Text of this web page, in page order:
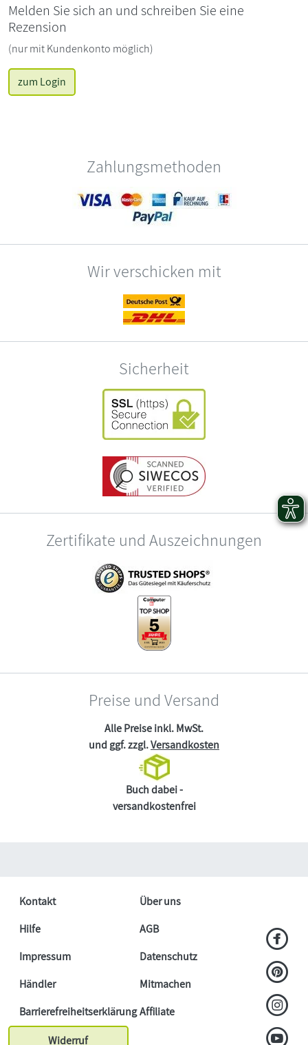
Melden Sie sich an und schreiben Sie eine
Rezension
(nur mit Kundenkonto möglich)
zum Login
Zahlungsmethoden
Wir verschicken mit
Sicherheit
Zertifikate und Auszeichnungen
Preise und Versand
Alle Preise inkl. MwSt.
und ggf. zzgl.Versandkosten
Buch dabei -
versandkostenfrei
Kontakt
Über uns
Hilfe
AGB
Impressum
Datenschutz
Händler
Mitmachen
BarrierefreiheitserklärungAffiliate
Widerruf